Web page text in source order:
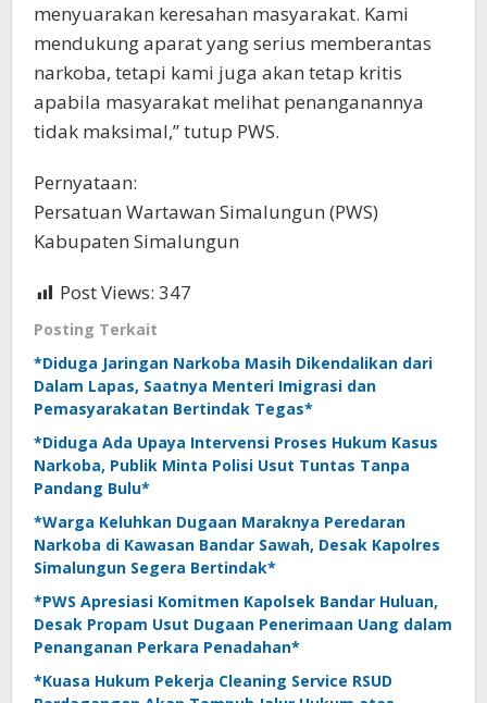
menyuarakan keresahan masyarakat. Kami
mendukung aparat yang serius memberantas
narkoba, tetapi kami juga akan tetap kritis
apabila masyarakat melihat penanganannya
tidak maksimal,” tutup PWS.
Pernyataan:
Persatuan Wartawan Simalungun (PWS)
Kabupaten Simalungun
Post Views: 347
Posting Terkait
*Diduga Jaringan Narkoba Masih Dikendalikan dari
Dalam Lapas, Saatnya Menteri Imigrasi dan
Pemasyarakatan Bertindak Tegas*
*Diduga Ada Upaya Intervensi Proses Hukum Kasus
Narkoba, Publik Minta Polisi Usut Tuntas Tanpa
Pandang Bulu*
*Warga Keluhkan Dugaan Maraknya Peredaran
Narkoba di Kawasan Bandar Sawah, Desak Kapolres
Simalungun Segera Bertindak*
*PWS Apresiasi Komitmen Kapolsek Bandar Huluan,
Desak Propam Usut Dugaan Penerimaan Uang dalam
Penanganan Perkara Penadahan*
*Kuasa Hukum Pekerja Cleaning Service RSUD